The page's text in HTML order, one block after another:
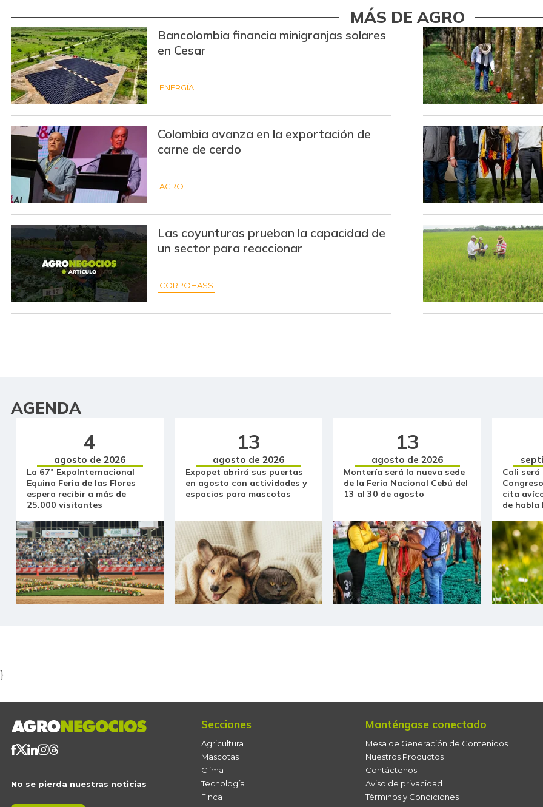
Brazo con hueso de cerdo
Brazo sin hueso de cerdo
Cadera de res
Café molido
Camarón Tití precocido
Carne de res en canal
Cazuela de mariscos
Cebolla cabezona blanca
Chócolo mazorca
Cilantro
Coco
Coliflor
Costilla de cerdo
Costilla de res
Espinazo de cerdo
Falda de res
Filete congelado de róbalo
Filete congelado de toyo
blanco
MÁS DE AGRO
Bancolombia financia minigranjas solares
en Cesar
ENERGÍA
Colombia avanza en la exportación de
carne de cerdo
AGRO
Las coyunturas prueban la capacidad de
un sector para reaccionar
CORPOHASS
AGENDA
4
agosto de 2026
La 67ª ExpoInternacional
Equina Feria de las Flores
espera recibir a más de
25.000 visitantes
13
agosto de 2026
Expopet abrirá sus puertas
en agosto con actividades y
espacios para mascotas
13
agosto de 2026
Montería será la nueva sede
de la Feria Nacional Cebú del
13 al 30 de agosto
Cali será
cita
de habla
}
No se pierda nuestras noticias
Secciones
Agricultura
Mascotas
Clima
Tecnología
Finca
Manténgase conectado
Mesa de Generación de Contenidos
Nuestros Productos
Contáctenos
Aviso de privacidad
Términos y Condiciones